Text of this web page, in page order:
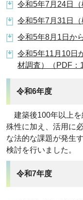
令和5年7月24日
令和5年7月31日
令和5年8月1日か
令和5年11月10日
材調査）（PDF：
令和6年度
建築後100年以上を
殊性に加え、活用に
な法的な課題が発生
検討を行いました。
令和7年度